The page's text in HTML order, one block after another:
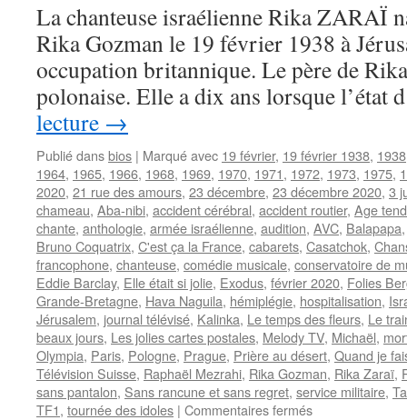
La chanteuse israélienne Rika ZARAÏ
Rika Gozman le 19 février 1938 à
occupation britannique. Le père de
polonaise. Elle a dix ans lorsque
lecture →
Publié dansbios | Marqué avec 19 février, 19 février 1938, 1938
1964, 1965, 1966, 1968, 1969, 1970, 1971, 1972, 1973, 1975,
2020, 21 rue des amours, 23 décembre, 23 décembre 2020, 3
chameau, Aba-nibi, accident cérébral, accident routier, Age
chante, anthologie, armée israélienne, audition, AVC, Balapapa
Bruno Coquatrix, C'est ça la France, cabarets, Casatchok,
francophone, chanteuse, comédie musicale, conservatoire de
Eddie Barclay, Elle était si jolie, Exodus, février 2020, Folies
Grande-Bretagne, Hava Naguila, hémiplégie, hospitalisation,
Jérusalem, journal télévisé, Kalinka, Le temps des fleurs, Le
beaux jours, Les jolies cartes postales, Melody TV, Michaël,
Olympia, Paris, Pologne, Prague, Prière au désert, Quand je
Télévision Suisse, Raphaël Mezrahi, Rika Gozman, Rika Zaraï,
sans pantalon, Sans rancune et sans regret, service militaire,
TF1, tournée des idoles | Commentaires ferméssur